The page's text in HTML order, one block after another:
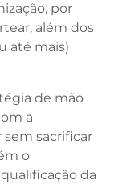
por
além dos
até mais)
de mão
a
sacrificar
o
da